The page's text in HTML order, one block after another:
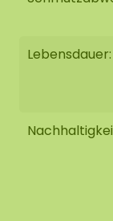
Lebensdauer: